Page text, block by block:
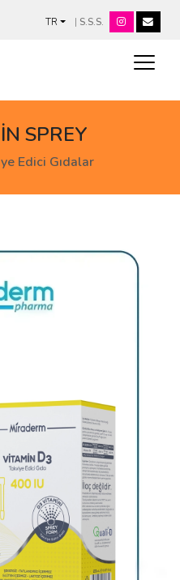
TR | S.S.S.
SPREY
Edici Gıdalar